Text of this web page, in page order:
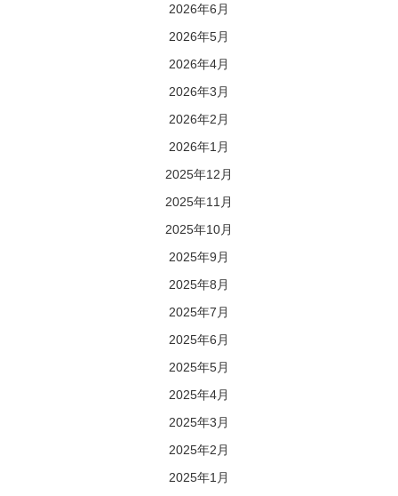
2026年6月
2026年5月
2026年4月
2026年3月
2026年2月
2026年1月
2025年12月
2025年11月
2025年10月
2025年9月
2025年8月
2025年7月
2025年6月
2025年5月
2025年4月
2025年3月
2025年2月
2025年1月